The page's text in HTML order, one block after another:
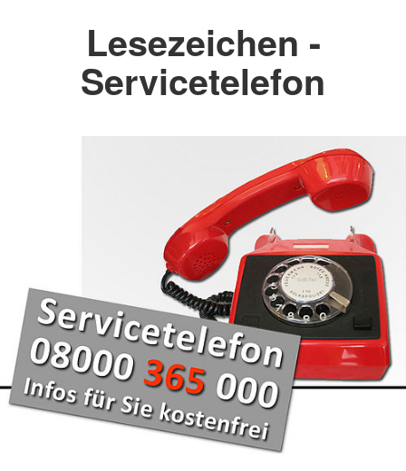
Lesezeichen -
Servicetelefon